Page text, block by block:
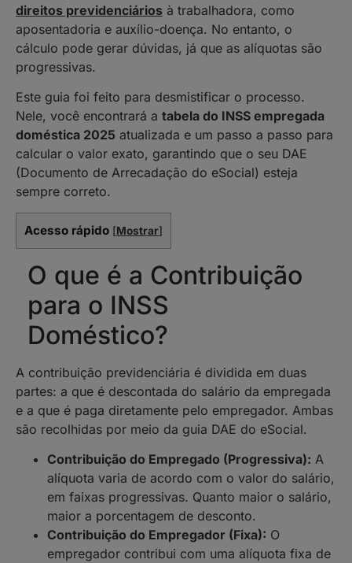
direitos previdenciários à trabalhadora, como
aposentadoria e auxílio-doença. No entanto, o
cálculo pode gerar dúvidas, já que as alíquotas são
progressivas.
Este guia foi feito para desmistificar o processo.
Nele, você encontrará a tabela do INSS empregada
doméstica 2025 atualizada e um passo a passo para
calcular o valor exato, garantindo que o seu DAE
(Documento de Arrecadação do eSocial) esteja
sempre correto.
Acesso rápido [Mostrar]
O que é a Contribuição
para o INSS
Doméstico?
A contribuição previdenciária é dividida em duas
partes: a que é descontada do salário da empregada
e a que é paga diretamente pelo empregador. Ambas
são recolhidas por meio da guia DAE do eSocial.
Contribuição do Empregado (Progressiva): A
alíquota varia de acordo com o valor do salário,
em faixas progressivas. Quanto maior o salário,
maior a porcentagem de desconto.
Contribuição do Empregador (Fixa): O
empregador contribui com uma alíquota fixa de